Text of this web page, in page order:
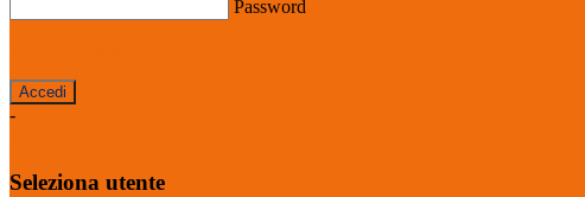
Password
-
Seleziona utente